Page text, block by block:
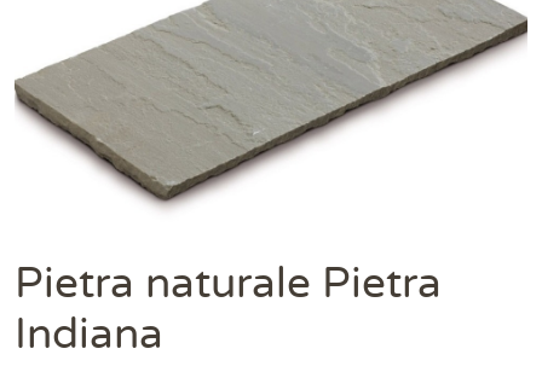
Pietra naturale Pietra
Indiana